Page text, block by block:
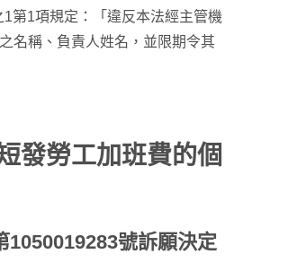
第1項規定：「違反本法經主管機
名稱、負責人姓名，並限期令其
發勞工加班費的個
1050019283號訴願決定